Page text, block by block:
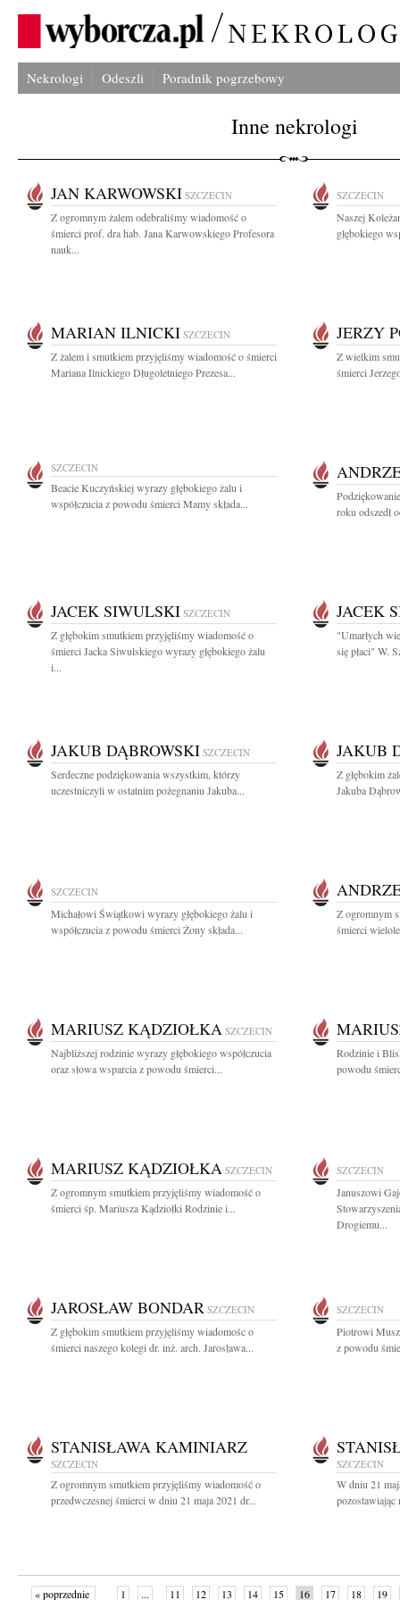
Nekrologi Odeszli Poradnik pogrzebowy
Inne nekrologi
JAN KARWOWSKI SZCZECIN
Z ogromnym żalem odebraliśmy wiadomość o
śmierci prof. dra hab. Jana Karwowskiego Profesora
nauk...
SZCZECIN
Naszej
głębokiego
MARIAN ILNICKI SZCZECIN
Z żalem i smutkiem przyjęliśmy wiadomość o śmierci
Mariana Ilnickiego Długoletniego Prezesa...
JERZY
Z wielkim
śmierci
SZCZECIN
Beacie Kuczyńskiej wyrazy głębokiego żalu i
współczucia z powodu śmierci Mamy składa...
roku odszedł
JACEK SIWULSKI SZCZECIN
Z głębokim smutkiem przyjęliśmy wiadomość o
śmierci Jacka Siwulskiego wyrazy głębokiego żalu
i...
JACEK
"Umarłych
się płaci" W.
JAKUB DĄBROWSKI SZCZECIN
Serdeczne podziękowania wszystkim, którzy
uczestniczyli w ostatnim pożegnaniu Jakuba...
JAKUB
Z głębokim
Jakuba
SZCZECIN
Michałowi Świątkowi wyrazy głębokiego żalu i
współczucia z powodu śmierci Żony składa...
Z ogromnym
śmierci
MARIUSZ KĄDZIOŁKA SZCZECIN
Najbliższej rodzinie wyrazy głębokiego współczucia
oraz słowa wsparcia z powodu śmierci...
Rodzinie i
powodu
MARIUSZ KĄDZIOŁKA SZCZECIN
Z ogromnym smutkiem przyjęliśmy wiadomość o
śmierci śp. Mariusza Kądziołki Rodzinie i...
SZCZECIN
Januszowi
Drogiemu...
JAROSŁAW BONDAR SZCZECIN
Z głębokim smutkiem przyjęliśmy wiadomośc o
śmierci naszego kolegi dr. inż. arch. Jarosława...
SZCZECIN
Piotrowi
z powodu
STANISŁAWA KAMINIARZ
SZCZECIN
Z ogromnym smutkiem przyjęliśmy wiadomość o
przedwczesnej śmierci w dniu 21 maja 2021 dr...
SZCZECIN
W dniu 21
« poprzednie 1 ... 11 12 13 14 15 16 17 18 19